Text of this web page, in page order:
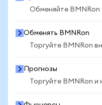
Обменяйте BMNRon
Обменять BMNRon
Торгуйте BMNRon
Прогнозы
Торгуйте BMNRon